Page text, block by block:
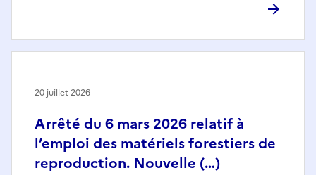
Arrêté du 6 mars 2026 relatif à
l’emploi des matériels forestiers de
reproduction. Nouvelle (…)
20 juillet 2026